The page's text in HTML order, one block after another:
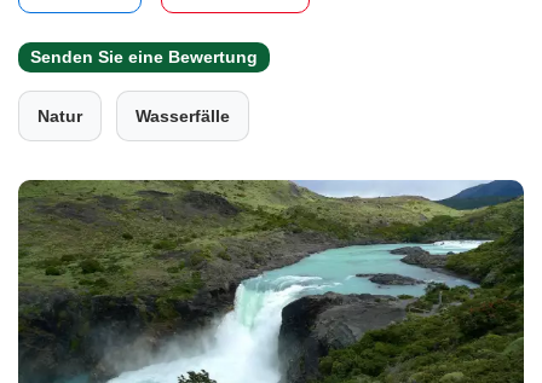
Senden Sie eine Bewertung
Natur Wasserfälle